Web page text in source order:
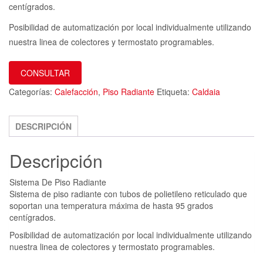
centígrados.
Posibilidad de automatización por local individualmente utilizando
nuestra linea de colectores y termostato programables.
CONSULTAR
Categorías: Calefacción, Piso Radiante Etiqueta: Caldaia
DESCRIPCIÓN
Descripción
Sistema De Piso Radiante
Sistema de piso radiante con tubos de polietileno reticulado que
soportan una temperatura máxima de hasta 95 grados
centígrados.
Posibilidad de automatización por local individualmente utilizando
nuestra linea de colectores y termostato programables.